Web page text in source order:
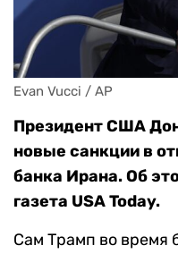
Evan Vucci / AP
Президент США
новые санкции в
банка Ирана. Об
газета USA Today.
Сам Трамп во время